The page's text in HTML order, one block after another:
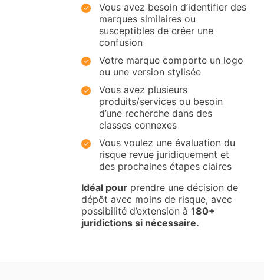
Vous avez besoin d’identifier des
marques similaires ou
susceptibles de créer une
confusion
Votre marque comporte un logo
ou une version stylisée
Vous avez plusieurs
produits/services ou besoin
d’une recherche dans des
classes connexes
Vous voulez une évaluation du
risque revue juridiquement et
des prochaines étapes claires
Idéal pour prendre une décision de
dépôt avec moins de risque, avec
possibilité d’extension à 180+
juridictions si nécessaire.